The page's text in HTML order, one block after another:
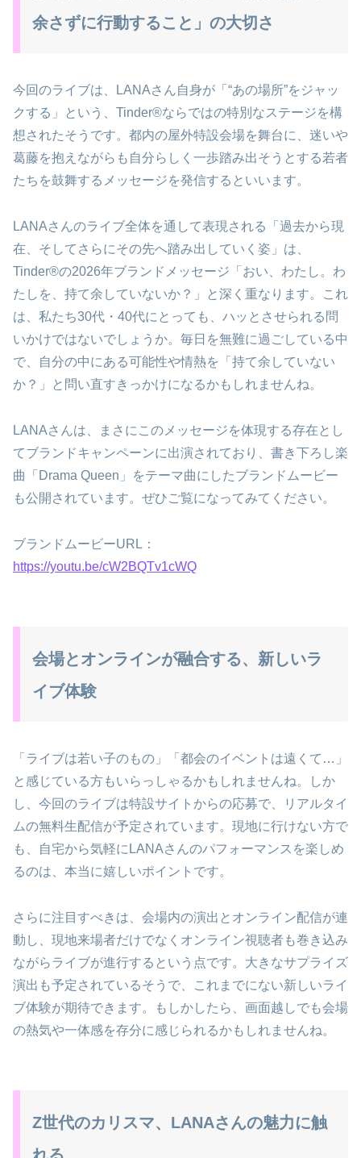
余さずに行動すること」の大切さ
今回のライブは、LANAさん自身が「“あの場所”をジャッ
クする」という、Tinder®ならではの特別なステージを構
想されたそうです。都内の屋外特設会場を舞台に、迷いや
葛藤を抱えながらも自分らしく一歩踏み出そうとする若者
たちを鼓舞するメッセージを発信するといいます。
LANAさんのライブ全体を通して表現される「過去から現
在、そしてさらにその先へ踏み出していく姿」は、
Tinder®の2026年ブランドメッセージ「おい、わたし。わ
たしを、持て余していないか？」と深く重なります。これ
は、私たち30代・40代にとっても、ハッとさせられる問
いかけではないでしょうか。毎日を無難に過ごしている中
で、自分の中にある可能性や情熱を「持て余していない
か？」と問い直すきっかけになるかもしれませんね。
LANAさんは、まさにこのメッセージを体現する存在とし
てブランドキャンペーンに出演されており、書き下ろし楽
曲「Drama Queen」をテーマ曲にしたブランドムービー
も公開されています。ぜひご覧になってみてください。
ブランドムービーURL：
https://youtu.be/cW2BQTv1cWQ
会場とオンラインが融合する、新しいラ
イブ体験
「ライブは若い子のもの」「都会のイベントは遠くて…」
と感じている方もいらっしゃるかもしれませんね。しか
し、今回のライブは特設サイトからの応募で、リアルタイ
ムの無料生配信が予定されています。現地に行けない方で
も、自宅から気軽にLANAさんのパフォーマンスを楽しめ
るのは、本当に嬉しいポイントです。
さらに注目すべきは、会場内の演出とオンライン配信が連
動し、現地来場者だけでなくオンライン視聴者も巻き込み
ながらライブが進行するという点です。大きなサプライズ
演出も予定されているそうで、これまでにない新しいライ
ブ体験が期待できます。もしかしたら、画面越しでも会場
の熱気や一体感を存分に感じられるかもしれませんね。
Z世代のカリスマ、LANAさんの魅力に触